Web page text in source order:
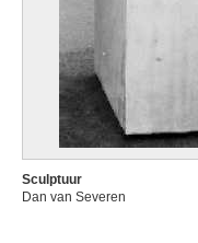
Sculptuur
Dan van Severen